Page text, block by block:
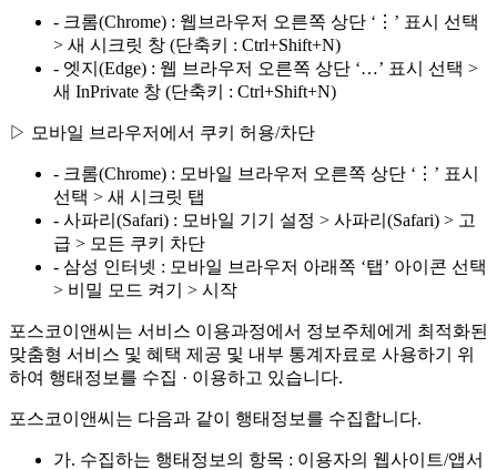
- 크롬(Chrome) : 웹브라우저 오른쪽 상단 ‘⋮’ 표시 선택
> 새 시크릿 창 (단축키 : Ctrl+Shift+N)
- 엣지(Edge) : 웹 브라우저 오른쪽 상단 ‘…’ 표시 선택 >
새 InPrivate 창 (단축키 : Ctrl+Shift+N)
▷ 모바일 브라우저에서 쿠키 허용/차단
- 크롬(Chrome) : 모바일 브라우저 오른쪽 상단 ‘⋮’ 표시
선택 > 새 시크릿 탭
- 사파리(Safari) : 모바일 기기 설정 > 사파리(Safari) > 고
급 > 모든 쿠키 차단
- 삼성 인터넷 : 모바일 브라우저 아래쪽 ‘탭’ 아이콘 선택
> 비밀 모드 켜기 > 시작
포스코이앤씨는 서비스 이용과정에서 정보주체에게 최적화된
맞춤형 서비스 및 혜택 제공 및 내부 통계자료로 사용하기 위
하여 행태정보를 수집 · 이용하고 있습니다.
포스코이앤씨는 다음과 같이 행태정보를 수집합니다.
가. 수집하는 행태정보의 항목 : 이용자의 웹사이트/앱서